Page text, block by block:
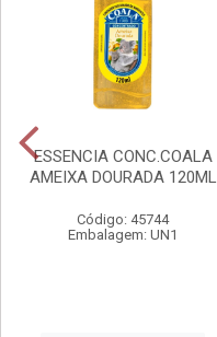
ESSENCIA CONC.COALA
AMEIXA DOURADA 120ML
Código: 45744
Embalagem: UN1